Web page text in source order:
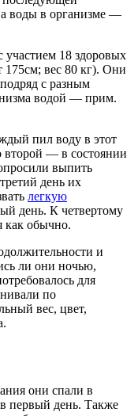
воды в организме —
участием 18 здоровых
175см; вес 80 кг). Они
с разным
водой — прим.
пил воду в этот
второй — в состоянии
выпить
день их
легкую
день. К четвертому
как обычно.
и
ли они ночью,
для
по
вес, цвет,
они спали в
первый день. Также